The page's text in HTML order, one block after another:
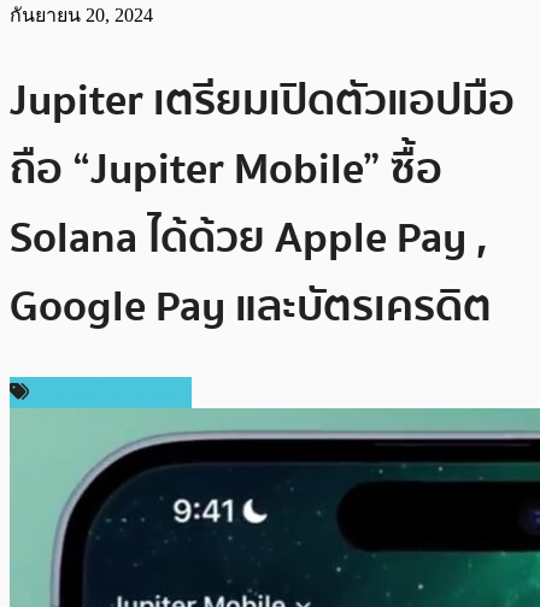
กันยายน 20, 2024
Jupiter เตรียมเปิดตัวแอปมือ
ถือ “Jupiter Mobile” ซื้อ
Solana ได้ด้วย Apple Pay ,
Google Pay และบัตรเครดิต